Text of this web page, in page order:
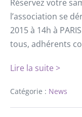
Réservez votre
l’association se
2015 à 14h à
tous, adhérents
Lire la suite >
Catégorie : News